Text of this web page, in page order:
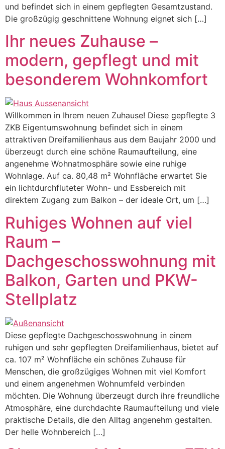
und befindet sich in einem gepflegten Gesamtzustand.
Die großzügig geschnittene Wohnung eignet sich […]
Ihr neues Zuhause –
modern, gepflegt und mit
besonderem Wohnkomfort
Willkommen in Ihrem neuen Zuhause! Diese gepflegte 3
ZKB Eigentumswohnung befindet sich in einem
attraktiven Dreifamilienhaus aus dem Baujahr 2000 und
überzeugt durch eine schöne Raumaufteilung, eine
angenehme Wohnatmosphäre sowie eine ruhige
Wohnlage. Auf ca. 80,48 m² Wohnfläche erwartet Sie
ein lichtdurchfluteter Wohn- und Essbereich mit
direktem Zugang zum Balkon – der ideale Ort, um […]
Ruhiges Wohnen auf viel
Raum –
Dachgeschosswohnung mit
Balkon, Garten und PKW-
Stellplatz
Diese gepflegte Dachgeschosswohnung in einem
ruhigen und sehr gepflegten Dreifamilienhaus, bietet auf
ca. 107 m² Wohnfläche ein schönes Zuhause für
Menschen, die großzügiges Wohnen mit viel Komfort
und einem angenehmen Wohnumfeld verbinden
möchten. Die Wohnung überzeugt durch ihre freundliche
Atmosphäre, eine durchdachte Raumaufteilung und viele
praktische Details, die den Alltag angenehm gestalten.
Der helle Wohnbereich […]